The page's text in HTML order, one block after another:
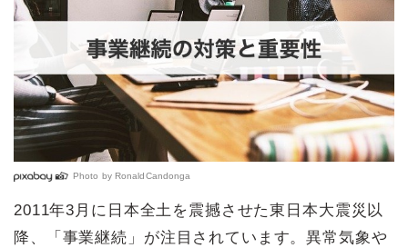
Photo by RonaldCandonga
2011年3月に日本全土を震撼させた東日本大震災以
降、「事業継続」が注目されています。異常気象や